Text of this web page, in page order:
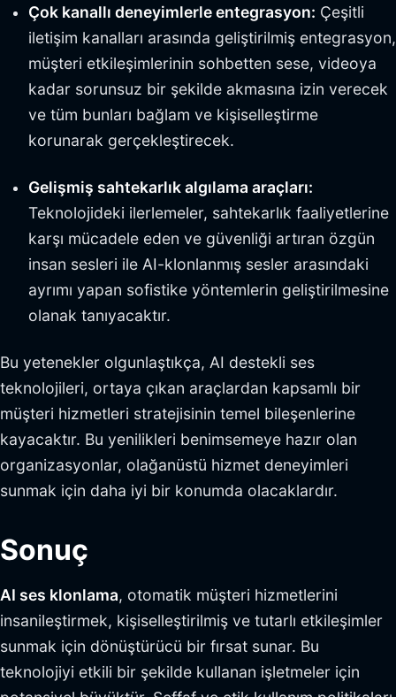
Çok kanallı deneyimlerle entegrasyon: Çeşitli
iletişim kanalları arasında geliştirilmiş entegrasyon,
müşteri etkileşimlerinin sohbetten sese, videoya
kadar sorunsuz bir şekilde akmasına izin verecek
ve tüm bunları bağlam ve kişiselleştirme
korunarak gerçekleştirecek.
Gelişmiş sahtekarlık algılama araçları:
Teknolojideki ilerlemeler, sahtekarlık faaliyetlerine
karşı mücadele eden ve güvenliği artıran özgün
insan sesleri ile AI-klonlanmış sesler arasındaki
ayrımı yapan sofistike yöntemlerin geliştirilmesine
olanak tanıyacaktır.
Bu yetenekler olgunlaştıkça, AI destekli ses
teknolojileri, ortaya çıkan araçlardan kapsamlı bir
müşteri hizmetleri stratejisinin temel bileşenlerine
kayacaktır. Bu yenilikleri benimsemeye hazır olan
organizasyonlar, olağanüstü hizmet deneyimleri
sunmak için daha iyi bir konumda olacaklardır.
Sonuç
AI ses klonlama, otomatik müşteri hizmetlerini
insanileştirmek, kişiselleştirilmiş ve tutarlı etkileşimler
sunmak için dönüştürücü bir fırsat sunar. Bu
teknolojiyi etkili bir şekilde kullanan işletmeler için